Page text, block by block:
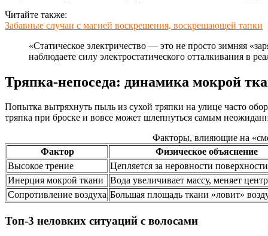
Читайте также:
Забавные случаи с магией воскрешения, воскрешающей тапки
«Статическое электричество — это не просто зимняя
наблюдаете силу электростатического отталкивания в
Тряпка-непоседа: динамика мокрой
Попытка вытряхнуть пыль из сухой тряпки на улице часто
тряпка при броске и вовсе может шлепнуться самым
Факторы, влияющие на
Фактор
Физическое объяснение
Высокое трение
Цепляется за неровности поверхности
Инерция мокрой ткани
Вода увеличивает массу, меняет
Сопротивление воздуха Большая площадь ткани «ловит»
Топ-3 неловких ситуаций с волосами